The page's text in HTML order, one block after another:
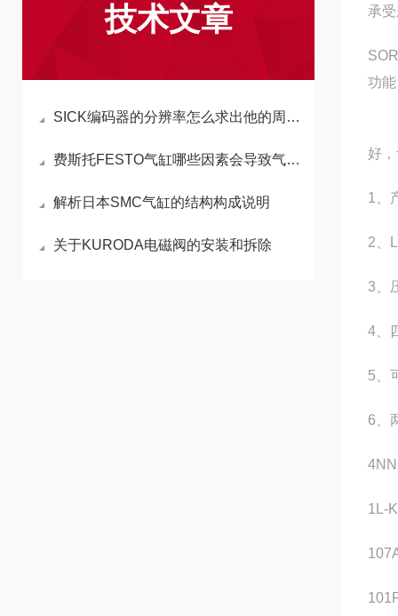
技术文章
SICK编码器的分辨率怎么求出他的周期和频率？
费斯托FESTO气缸哪些因素会导致气缸轴旋转和力不够？
解析日本SMC气缸的结构构成说明
关于KURODA电磁阀的安装和拆除
承
功
好
1、
2、
3、
4、
5、
6、
1L-